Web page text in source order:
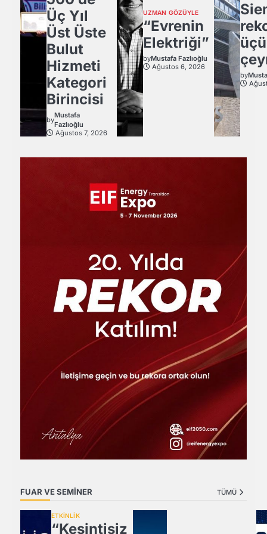
Üç Yıl
Üst Üste
Bulut
Hizmeti
Kategori
Birincisi
by
Mustafa
Fazlıoğlu
Ağustos 7, 2026
UZMAN GÖZÜYLE
“Evrenin
Elektriği”
byMustafa Fazlıoğlu
Ağustos 6, 2026
by
FUAR VE SEMİNER TÜMÜ
ETKİNLİK
“Kesintisiz